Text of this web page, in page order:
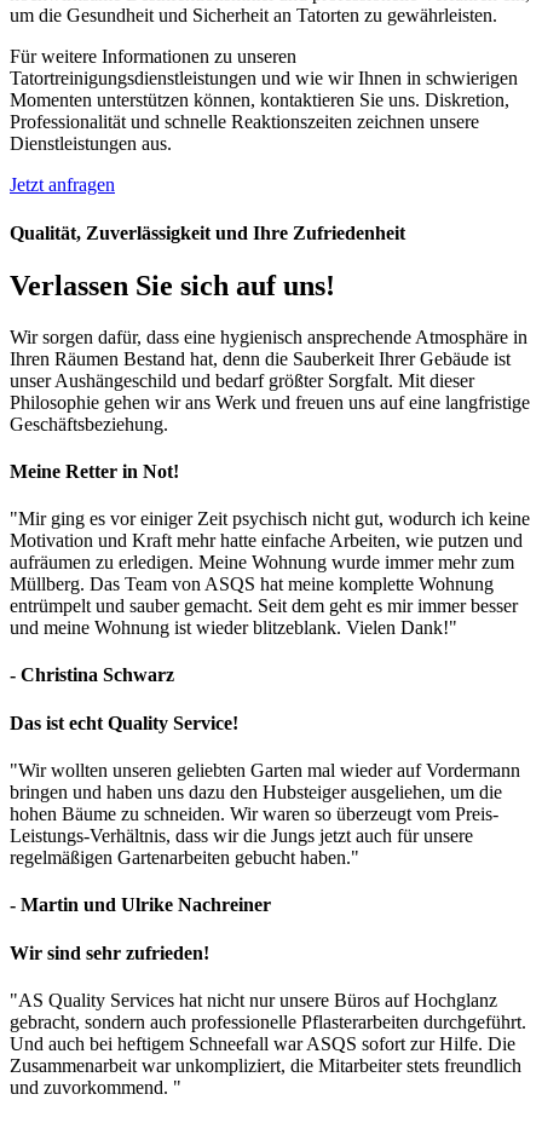
um die Gesundheit und Sicherheit an Tatorten zu gewährleisten.
Für weitere Informationen zu unseren
Tatortreinigungsdienstleistungen und wie wir Ihnen in schwierigen
Momenten unterstützen können, kontaktieren Sie uns. Diskretion,
Professionalität und schnelle Reaktionszeiten zeichnen unsere
Dienstleistungen aus.
Jetzt anfragen
Qualität, Zuverlässigkeit und Ihre Zufriedenheit
Verlassen Sie sich auf uns!
Wir sorgen dafür, dass eine hygienisch ansprechende Atmosphäre in
Ihren Räumen Bestand hat, denn die Sauberkeit Ihrer Gebäude ist
unser Aushängeschild und bedarf größter Sorgfalt. Mit dieser
Philosophie gehen wir ans Werk und freuen uns auf eine langfristige
Geschäftsbeziehung.
Meine Retter in Not!
"Mir ging es vor einiger Zeit psychisch nicht gut, wodurch ich keine
Motivation und Kraft mehr hatte einfache Arbeiten, wie putzen und
aufräumen zu erledigen. Meine Wohnung wurde immer mehr zum
Müllberg. Das Team von ASQS hat meine komplette Wohnung
entrümpelt und sauber gemacht. Seit dem geht es mir immer besser
und meine Wohnung ist wieder blitzeblank. Vielen Dank!"
- Christina Schwarz
Das ist echt Quality Service!
"Wir wollten unseren geliebten Garten mal wieder auf Vordermann
bringen und haben uns dazu den Hubsteiger ausgeliehen, um die
hohen Bäume zu schneiden. Wir waren so überzeugt vom Preis-
Leistungs-Verhältnis, dass wir die Jungs jetzt auch für unsere
regelmäßigen Gartenarbeiten gebucht haben."
- Martin und Ulrike Nachreiner
Wir sind sehr zufrieden!
"AS Quality Services hat nicht nur unsere Büros auf Hochglanz
gebracht, sondern auch professionelle Pflasterarbeiten durchgeführt.
Und auch bei heftigem Schneefall war ASQS sofort zur Hilfe. Die
Zusammenarbeit war unkompliziert, die Mitarbeiter stets freundlich
und zuvorkommend. "